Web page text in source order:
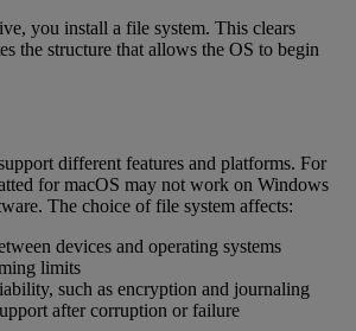
you install a file system. This clears
the structure that allows the OS to begin
different features and platforms. For
for macOS may not work on Windows
The choice of file system affects:
devices and operating systems
limits
such as encryption and journaling
after corruption or failure